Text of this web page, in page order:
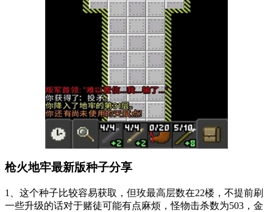
枪火地牢最新版种子分享
1、这个种子比较容易获取，但玫最高层数在22楼，不提前刷
一些升级的话对于赌徒可能有点麻烦，怪物击杀数为503，金